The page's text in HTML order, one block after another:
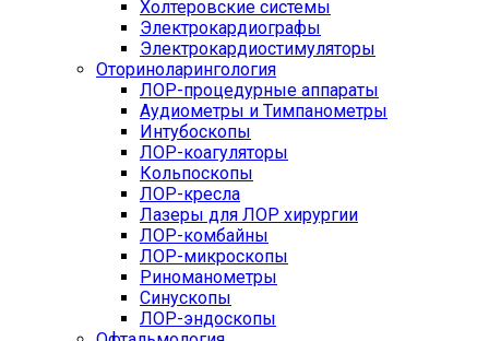
Холтеровские системы
Электрокардиографы
Электрокардиостимуляторы
Оториноларингология
ЛОР-процедурные аппараты
Аудиометры и Тимпанометры
Интубоскопы
ЛОР-коагуляторы
Кольпоскопы
ЛОР-кресла
Лазеры для ЛОР хирургии
ЛОР-комбайны
ЛОР-микроскопы
Риноманометры
Синускопы
ЛОР-эндоскопы